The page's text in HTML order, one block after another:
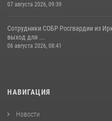
07 августа 2026, 09:39
Сотрудники СОБР Росгвардии из
выход для ...
06 августа 2026, 08:41
НАВИГАЦИЯ
Новости